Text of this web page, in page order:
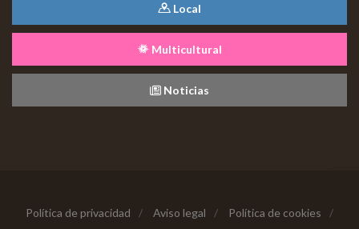
Local
Multicultural
Noticias
Política de privacidad / Aviso legal / Política de cookies
/